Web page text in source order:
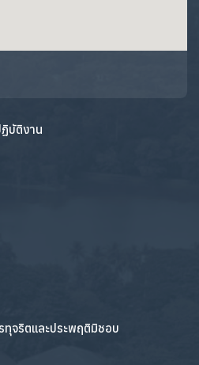
บัติงาน
ทุจริตและประพฤติมิชอบ